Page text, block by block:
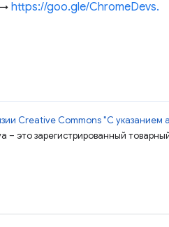
https://goo.gle/ChromeDevs.
Creative Commons "С указанием
– это зарегистрированный